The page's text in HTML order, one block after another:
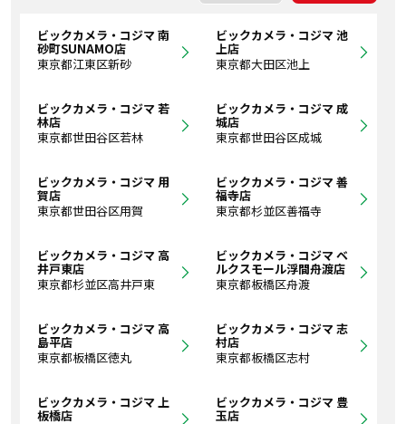
ビックカメラ・コジマ 南
砂町SUNAMO店
東京都江東区新砂
ビックカメラ・コジマ 池
上店
東京都大田区池上
ビックカメラ・コジマ 若
林店
東京都世田谷区若林
ビックカメラ・コジマ 成
城店
東京都世田谷区成城
ビックカメラ・コジマ 用
賀店
東京都世田谷区用賀
ビックカメラ・コジマ 善
福寺店
東京都杉並区善福寺
ビックカメラ・コジマ 高
井戸東店
東京都杉並区高井戸東
ビックカメラ・コジマ ベ
ルクスモール浮間舟渡店
東京都板橋区舟渡
ビックカメラ・コジマ 高
島平店
東京都板橋区徳丸
ビックカメラ・コジマ 志
村店
東京都板橋区志村
ビックカメラ・コジマ 上
板橋店
ビックカメラ・コジマ 豊
玉店